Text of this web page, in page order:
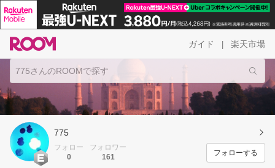
ガイド 楽天市場
775
フォロー
0
フォロワー
161
フォローする